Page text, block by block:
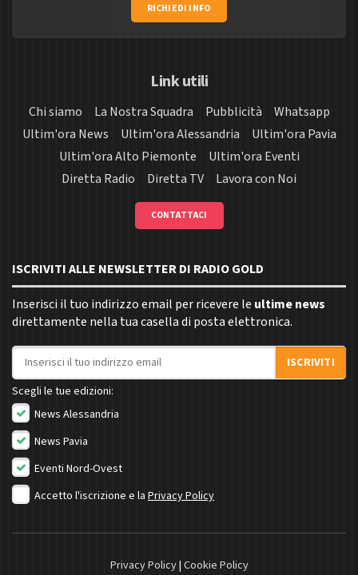
RICHIEDI INFO
Link utili
Chi siamo La Nostra Squadra Pubblicità
Whatsapp
Ultim'ora News
Ultim'ora Alessandria
Ultim'ora Pavia
Ultim'ora Alto Piemonte
Ultim'ora Eventi
Diretta Radio
Diretta TV Lavora con Noi
CONTATTACI
ISCRIVITI ALLE NEWSLETTER DI RADIO GOLD
Inserisci il tuo indirizzo email per ricevere le ultime news
direttamente nella tua casella di posta elettronica.
Indirizzo email
ISCRIVITI
Scegli le tue edizioni:
News Alessandria
News Pavia
Eventi Nord-Ovest
Accetto l'iscrizione e la Privacy Policy
Privacy Policy| Cookie Policy